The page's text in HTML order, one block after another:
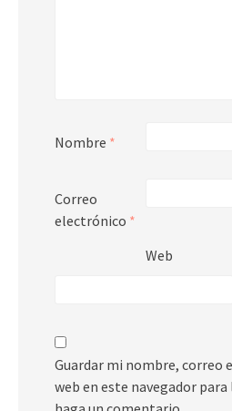
Nombre *
Correo
electrónico *
Web
Guardar mi nombre, correo
web en este navegador